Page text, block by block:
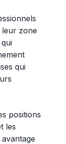
zone
qui
positions
les